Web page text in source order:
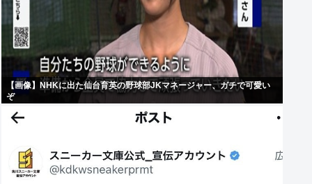
【画像】NHKに出た仙台育英の野球部JKマネージャー、ガチで可愛い
ぞ